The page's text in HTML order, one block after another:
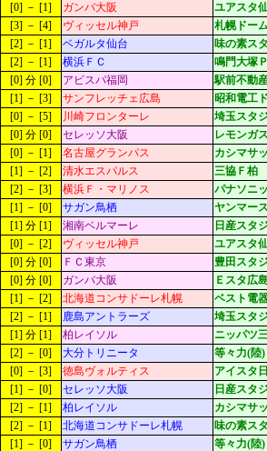
[0] － [1] ガンバ大阪 ユアスタ
[3] － [4] ヴィッセル神戸 札幌ドー
[2] － [1] ベガルタ仙台 味の素ス
[2] － [1] 横浜ＦＣ 鳴門大塚
[0] 分 [0] アビスパ福岡 駅前不動
[1] － [3] サンフレッチェ広島 昭和電工
[0] － [5] 川崎フロンターレ 埼玉スタ
[0] 分 [0] セレッソ大阪 レモンガ
[0] － [1] 名古屋グランパス カシマサ
[1] － [2] 清水エスパルス 三協Ｆ柏
[2] － [3] 横浜Ｆ・マリノス パナソニ
[1] － [0] サガン鳥栖 ヤンマー
[1] 分 [1] 湘南ベルマーレ 日産スタ
[0] － [2] ヴィッセル神戸 ユアスタ
[0] 分 [0] ＦＣ東京 豊田スタ
[0] 分 [0] ガンバ大阪 Ｅスタ広
[1] － [2] 北海道コンサドーレ札幌 ベスト電
[2] － [1] 鹿島アントラーズ 埼玉スタ
[1] 分 [1] 柏レイソル ニッパツ
[2] － [0] 大分トリニータ 等々力(陸)
[0] － [3] 徳島ヴォルティス アイスタ
[1] － [0] セレッソ大阪 日産スタ
[2] － [1] 柏レイソル カシマサ
[2] － [1] 北海道コンサドーレ札幌 味の素ス
[1] － [0] サガン鳥栖 等々力(陸)